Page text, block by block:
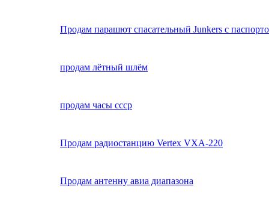
Продам парашют спасательный Junkers с
продам лётный шлём
продам часы ссср
Продам радиостанцию Vertex VXA-220
Продам антенну авиа диапазона